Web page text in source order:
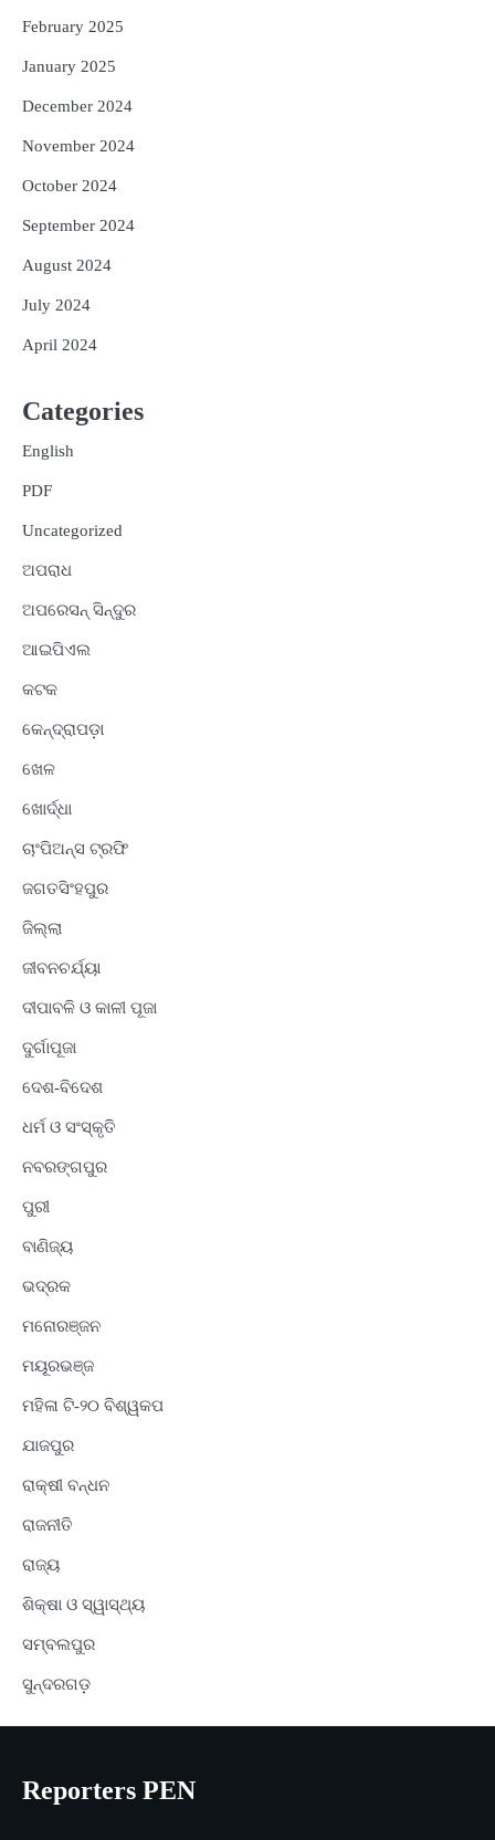
February 2025
January 2025
December 2024
November 2024
October 2024
September 2024
August 2024
July 2024
April 2024
Categories
English
PDF
Uncategorized
ଅପରାଧ
ଅପରେସନ୍ ସିନ୍ଦୁର
ଆଇପିଏଲ
କଟକ
କେନ୍ଦ୍ରାପଡ଼ା
ଖେଳ
ଖୋର୍ଦ୍ଧା
ଚାଂପିଅନ୍ସ ଟ୍ରଫି
ଜଗତସିଂହପୁର
ଜିଲ୍ଲା
ଜୀବନଚର୍ଯ୍ୟା
ଦୀପାବଳି ଓ କାଳୀ ପୂଜା
ଦୁର୍ଗାପୂଜା
ଦେଶ-ବିଦେଶ
ଧର୍ମ ଓ ସଂସ୍କୃତି
ନବରଙ୍ଗପୁର
ପୁରୀ
ବାଣିଜ୍ୟ
ଭଦ୍ରକ
ମନୋରଞ୍ଜନ
ମୟୂରଭଞ୍ଜ
ମହିଳା ଟି-୨୦ ବିଶ୍ୱକପ
ଯାଜପୁର
ରାକ୍ଷୀ ବନ୍ଧନ
ରାଜନୀତି
ରାଜ୍ୟ
ଶିକ୍ଷା ଓ ସ୍ୱାସ୍ଥ୍ୟ
ସମ୍ବଲପୁର
ସୁନ୍ଦରଗଡ଼
Reporters PEN